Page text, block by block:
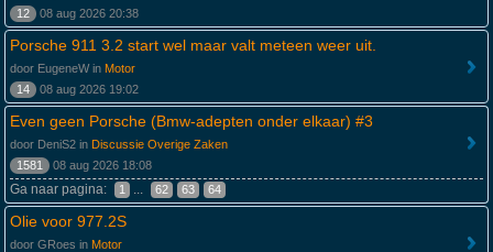
12
08 aug 2026 20:38
Porsche 911 3.2 start wel maar valt meteen weer uit.
door EugeneW in Motor
14
08 aug 2026 19:02
Even geen Porsche (Bmw-adepten onder elkaar) #3
door DeniS2 in Discussie Overige Zaken
1581
08 aug 2026 18:08
Ga naar pagina: 1 ... 62 63 64
Olie voor 977.2S
door GRoes in Motor